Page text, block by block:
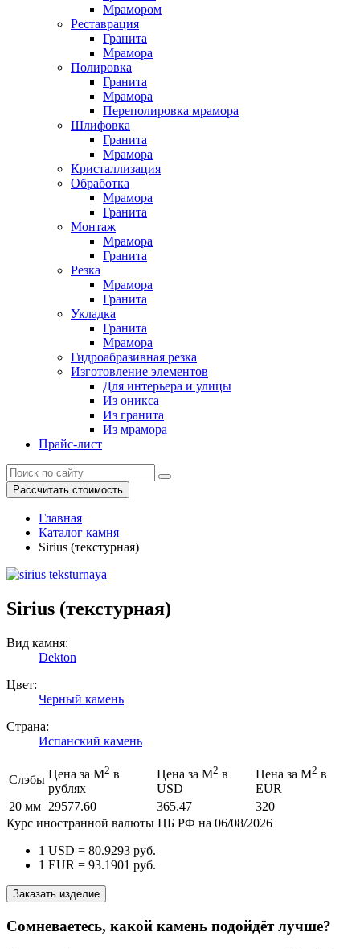
Мрамором
Реставрация
Гранита
Мрамора
Полировка
Гранита
Мрамора
Переполировка мрамора
Шлифовка
Гранита
Мрамора
Кристаллизация
Обработка
Мрамора
Гранита
Монтаж
Мрамора
Гранита
Резка
Мрамора
Гранита
Укладка
Гранита
Мрамора
Гидроабразивная резка
Изготовление элементов
Для интерьера и улицы
Из оникса
Из гранита
Из мрамора
Прайс-лист
Рассчитать стоимость
Главная
Каталог камня
Sirius (текстурная)
Sirius (текстурная)
Вид камня:
Dekton
Цвет:
Черный камень
Страна:
Испанский камень
Слэбы Цена за М2 в
рублях
Цена за М2 в
USD
Цена за М2 в
EUR
20 мм 29577.60 365.47
320
Курс иностранной валюты ЦБ РФ на 06/08/2026
1 USD = 80.9293 руб.
1 EUR = 93.1901 руб.
Заказать изделие
Сомневаетесь, какой камень подойдёт лучше?